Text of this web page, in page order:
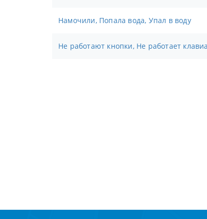
Намочили, Попала вода, Упал в воду
Не работают кнопки, Не работает